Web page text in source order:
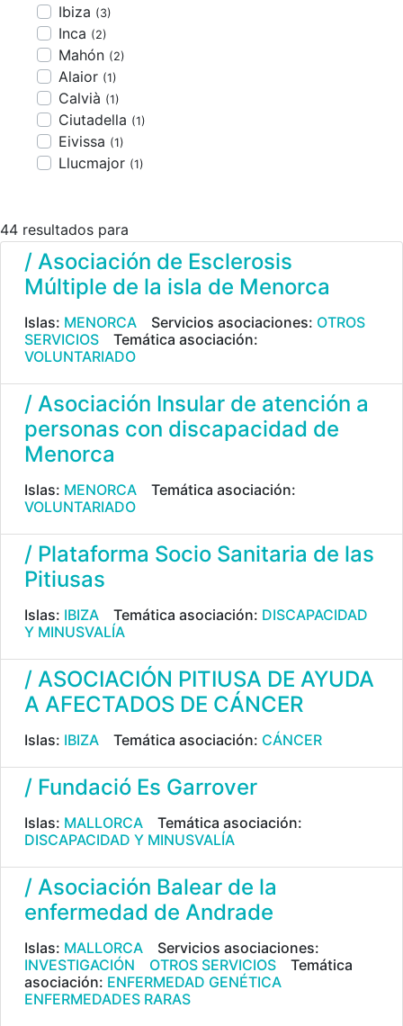
Ibiza (3)
Inca (2)
Mahón (2)
Alaior (1)
Calvià (1)
Ciutadella (1)
Eivissa (1)
Llucmajor (1)
44 resultados para
/ Asociación de Esclerosis
Múltiple de la isla de Menorca
Islas: MENORCA Servicios asociaciones: OTROS
SERVICIOS
Temática asociación:
VOLUNTARIADO
/ Asociación Insular de atención a
personas con discapacidad de
Menorca
Islas: MENORCA
Temática asociación:
VOLUNTARIADO
/ Plataforma Socio Sanitaria de las
Pitiusas
Islas: IBIZA Temática asociación: DISCAPACIDAD
Y MINUSVALÍA
/ ASOCIACIÓN PITIUSA DE AYUDA
A AFECTADOS DE CÁNCER
Islas: IBIZA Temática asociación: CÁNCER
/ Fundació Es Garrover
Islas: MALLORCA
Temática asociación:
DISCAPACIDAD Y MINUSVALÍA
/ Asociación Balear de la
enfermedad de Andrade
Islas: MALLORCA
Servicios asociaciones:
INVESTIGACIÓN
OTROS SERVICIOS
Temática
asociación: ENFERMEDAD GENÉTICA
ENFERMEDADES RARAS